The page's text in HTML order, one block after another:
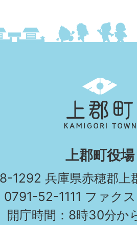
郡
町
KAMIGORI
TOWN
上郡町役場
1292 兵庫県赤穂郡上
0791-52-1111 ファク
開庁時間：8時30分か